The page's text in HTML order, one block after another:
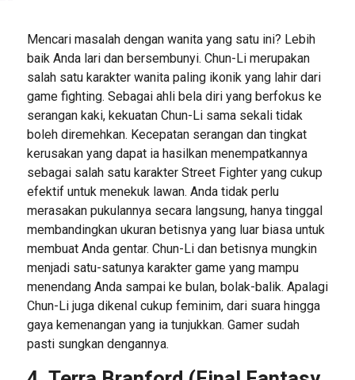
Mencari masalah dengan wanita yang satu ini? Lebih
baik Anda lari dan bersembunyi. Chun-Li merupakan
salah satu karakter wanita paling ikonik yang lahir dari
game fighting. Sebagai ahli bela diri yang berfokus ke
serangan kaki, kekuatan Chun-Li sama sekali tidak
boleh diremehkan. Kecepatan serangan dan tingkat
kerusakan yang dapat ia hasilkan menempatkannya
sebagai salah satu karakter Street Fighter yang cukup
efektif untuk menekuk lawan. Anda tidak perlu
merasakan pukulannya secara langsung, hanya tinggal
membandingkan ukuran betisnya yang luar biasa untuk
membuat Anda gentar. Chun-Li dan betisnya mungkin
menjadi satu-satunya karakter game yang mampu
menendang Anda sampai ke bulan, bolak-balik. Apalagi
Chun-Li juga dikenal cukup feminim, dari suara hingga
gaya kemenangan yang ia tunjukkan. Gamer sudah
pasti sungkan dengannya.